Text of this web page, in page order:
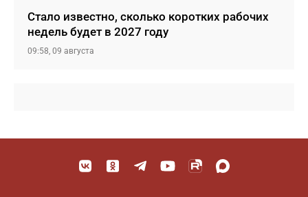
Стало известно, сколько коротких рабочих
недель будет в 2027 году
09:58, 09 августа